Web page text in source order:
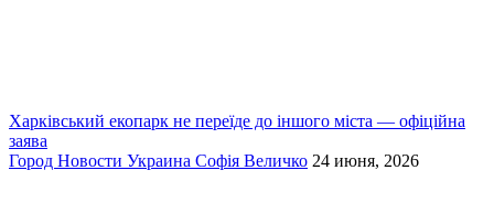
Харківський екопарк не переїде до іншого міста — офіційна
заява
Город Новости Украина Софія Величко 24 июня, 2026